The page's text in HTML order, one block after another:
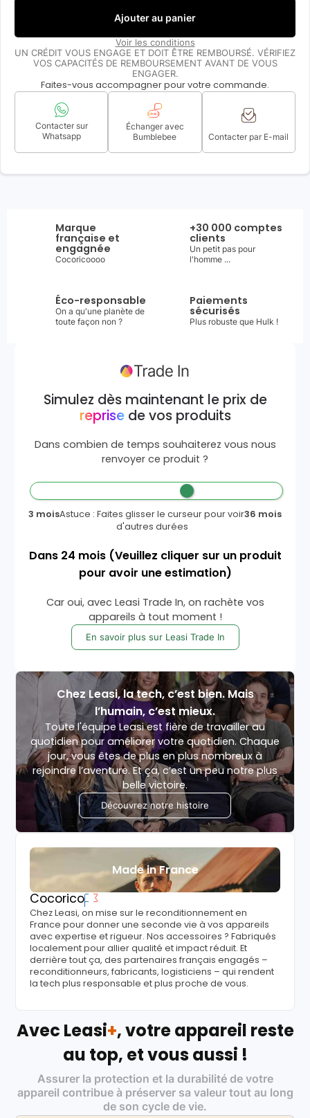
Ajouter au panier
Voir les conditions
UN CRÉDIT VOUS ENGAGE ET DOIT ÊTRE REMBOURSÉ. VÉRIFIEZ
VOS CAPACITÉS DE REMBOURSEMENT AVANT DE VOUS
ENGAGER.
Faites-vous accompagner pour votre commande.
Contacter sur
Whatsapp
Échanger avec
Bumblebee
Contacter par E-mail
Marque
française et
engagnée
Cocoricoooo
+30 000 comptes
clients
Un petit pas pour
l'homme ...
Éco-responsable
On a qu'une planète de
toute façon non ?
Paiements
sécurisés
Plus robuste que Hulk !
Simulez dès maintenant le prix de
reprisede vos produits
Dans combien de temps souhaiterez vous nous
renvoyer ce produit ?
3 moisAstuce : Faites glisser le curseur pour voir
d'autres durées
36 mois
Dans 24 mois (Veuillez cliquer sur un produit
pour avoir une estimation)
Car oui, avec Leasi Trade In, on rachète vos
appareils à tout moment !
En savoir plus sur Leasi Trade In
Chez Leasi, la tech, c’est bien. Mais
l’humain, c’est mieux.
Toute l'équipe Leasi est fière de travailler au
quotidien pour améliorer votre quotidien. Chaque
jour, vous êtes de plus en plus nombreux à
rejoindre l’aventure. Et ça, c’est un peu notre plus
belle victoire.
Découvrez notre histoire
Made in France
Cocorico
Chez Leasi, on mise sur le reconditionnement en
France pour donner une seconde vie à vos appareils
avec expertise et rigueur. Nos accessoires ? Fabriqués
localement pour allier qualité et impact réduit. Et
derrière tout ça, des partenaires français engagés –
reconditionneurs, fabricants, logisticiens – qui rendent
la tech plus responsable et plus proche de vous.
Avec Leasi+, votre appareil reste
au top, et vous aussi !
Assurer la protection et la durabilité de votre
appareil contribue à préserver sa valeur tout au long
de son cycle de vie.